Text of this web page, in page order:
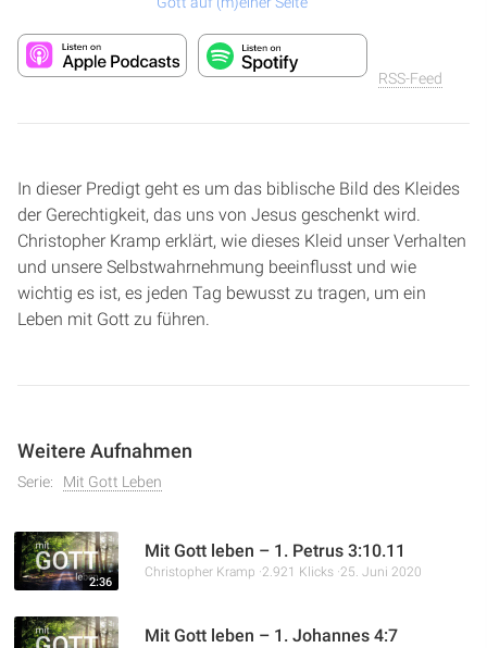
RSS-Feed
In dieser Predigt geht es um das biblische Bild des Kleides
der Gerechtigkeit, das uns von Jesus geschenkt wird.
Christopher Kramp erklärt, wie dieses Kleid unser Verhalten
und unsere Selbstwahrnehmung beeinflusst und wie
wichtig es ist, es jeden Tag bewusst zu tragen, um ein
Leben mit Gott zu führen.
Weitere Aufnahmen
Serie: Mit Gott Leben
2:36
Mit Gott leben – 1. Petrus 3:10.11
Christopher Kramp 2.921 Klicks 25. Juni 2020
Mit Gott leben – 1. Johannes 4:7